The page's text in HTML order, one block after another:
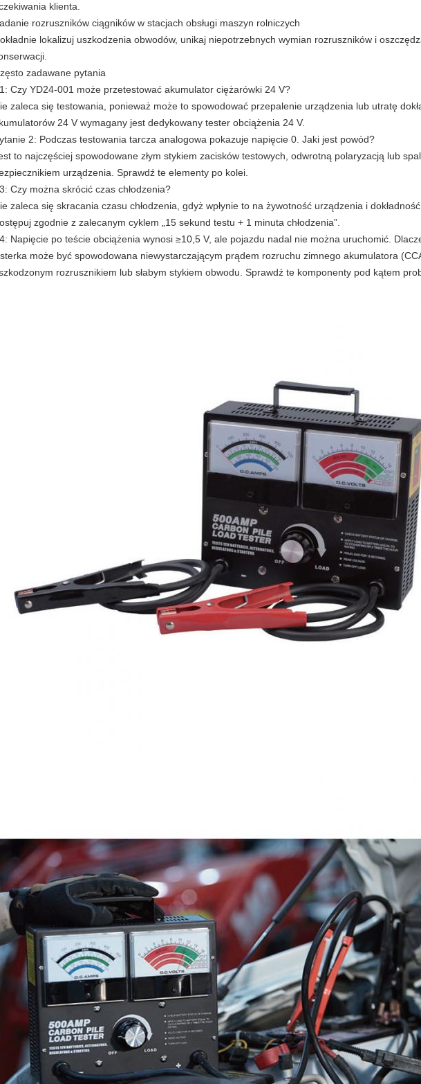
klienta.
rozruszników ciągników w stacjach obsługi maszyn rolniczych
lokalizuj uszkodzenia obwodów, unikaj niepotrzebnych wymian rozruszników i
zadawane pytania
Czy YD24-001 może przetestować akumulator ciężarówki 24 V?
zaleca się testowania, ponieważ może to spowodować przepalenie urządzenia lub utratę
24 V wymagany jest dedykowany tester obciążenia 24 V.
2: Podczas testowania tarcza analogowa pokazuje napięcie 0. Jaki jest powód?
to najczęściej spowodowane złym stykiem zacisków testowych, odwrotną polaryzacją lub
urządzenia. Sprawdź te elementy po kolei.
Czy można skrócić czas chłodzenia?
zaleca się skracania czasu chłodzenia, gdyż wpłynie to na żywotność urządzenia i
zgodnie z zalecanym cyklem „15 sekund testu + 1 minuta chłodzenia”.
Napięcie po teście obciążenia wynosi ≥10,5 V, ale pojazdu nadal nie można uruchomić.
może być spowodowana niewystarczającym prądem rozruchu zimnego akumulatora
rozrusznikiem lub słabym stykiem obwodu. Sprawdź te komponenty pod kątem